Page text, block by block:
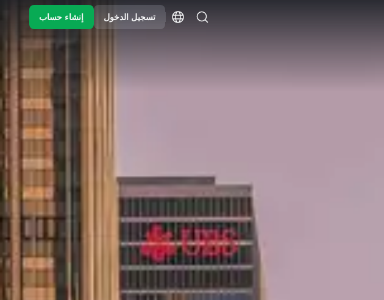
تسجيل الدخول إنشاء حساب